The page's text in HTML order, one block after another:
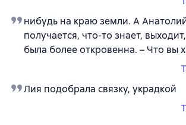
нибудь на краю земли. А
получается, что-то знает,
была более откровенна. – Что вы
Лия подобрала связку, украдкой